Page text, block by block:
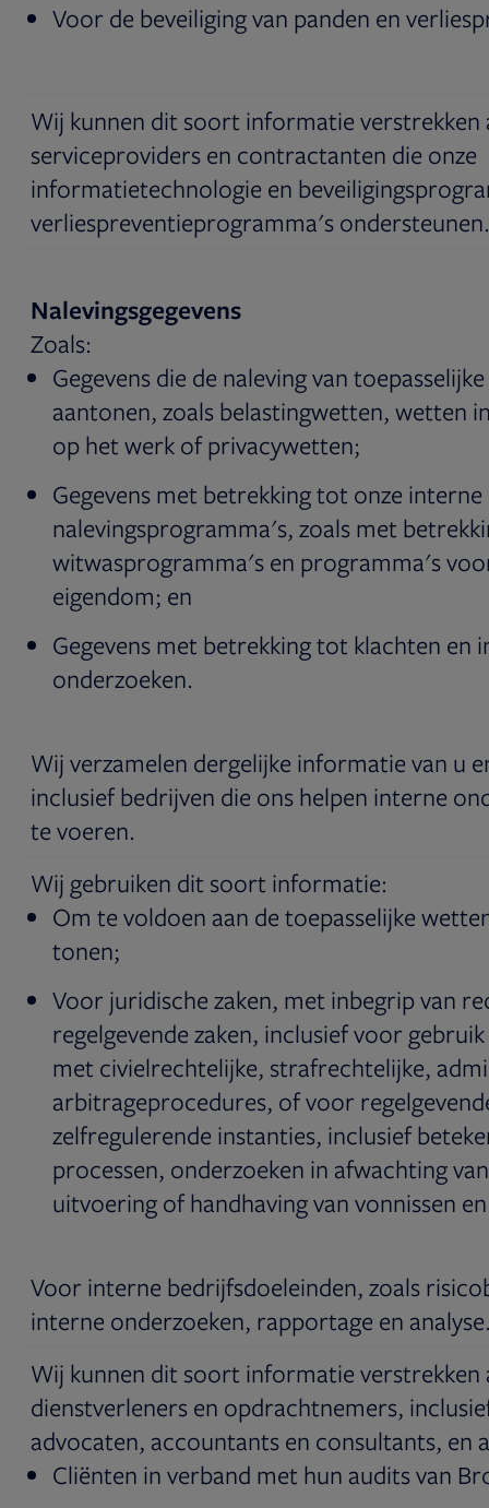
Voor de beveiliging van panden en
Wij kunnen dit soort informatie verstrekken
serviceproviders en contractanten die onze
informatietechnologie en
verliespreventieprogramma's ondersteunen.
Nalevingsgegevens
Zoals:
Gegevens die de naleving van
aantonen, zoals belastingwetten, wetten
op het werk of privacywetten;
Gegevens met betrekking tot onze interne
nalevingsprogramma's, zoals met
witwasprogramma's en programma's
eigendom; en
Gegevens met betrekking tot klachten en
onderzoeken.
Wij verzamelen dergelijke informatie van u
inclusief bedrijven die ons helpen interne
te voeren.
Wij gebruiken dit soort informatie:
Om te voldoen aan de toepasselijke
tonen;
Voor juridische zaken, met inbegrip van
regelgevende zaken, inclusief voor
met civielrechtelijke, strafrechtelijke,
arbitrageprocedures, of voor
zelfregulerende instanties, inclusief
processen, onderzoeken in afwachting
uitvoering of handhaving van vonnissen
Voor interne bedrijfsdoeleinden, zoals
interne onderzoeken, rapportage en
Wij kunnen dit soort informatie verstrekken
dienstverleners en opdrachtnemers,
advocaten, accountants en consultants, en
Cliënten in verband met hun audits van